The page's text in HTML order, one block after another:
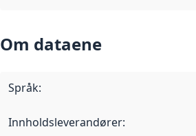
Om dataene
Språk:
Innholdsleverandører: